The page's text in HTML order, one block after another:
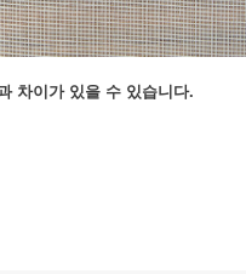
차이가 있을 수 있습니다.